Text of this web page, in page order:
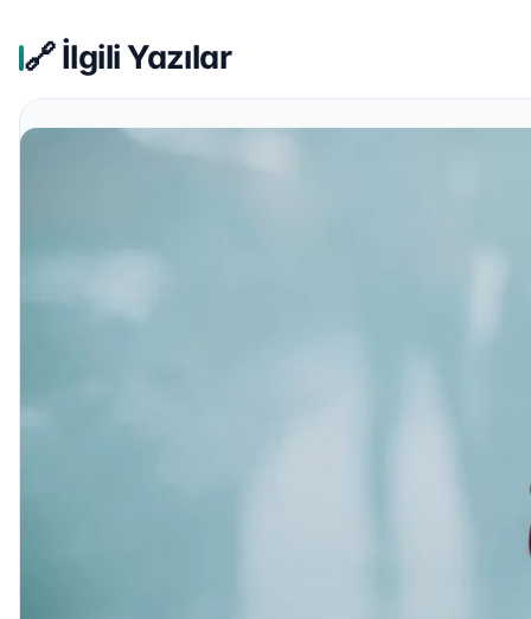
🔗 İlgili Yazılar